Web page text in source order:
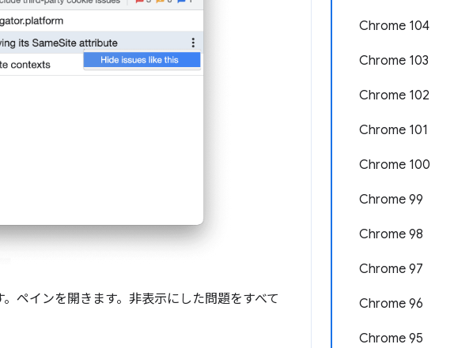
Chrome 104
Chrome 103
Chrome 102
Chrome 101
Chrome 100
Chrome 99
Chrome 98
Chrome 97
Chrome 96
Chrome 95
ペインを開きます。非表示にした問題をすべて